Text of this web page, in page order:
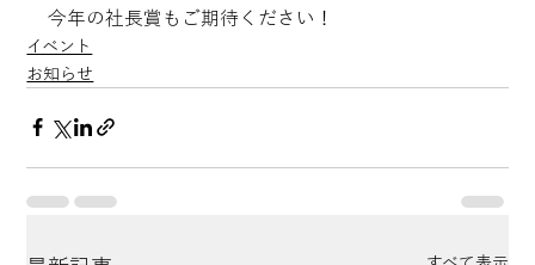
今年の社長賞もご期待ください！
イベント
お知らせ